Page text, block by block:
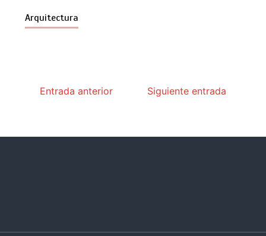
Arquitectura
Entrada anterior Siguiente entrada